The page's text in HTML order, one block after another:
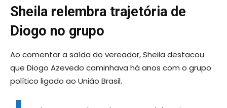
Sheila relembra trajetória de
Diogo no grupo
Ao comentar a saída do vereador, Sheila destacou
que Diogo Azevedo caminhava há anos com o grupo
político ligado ao União Brasil.